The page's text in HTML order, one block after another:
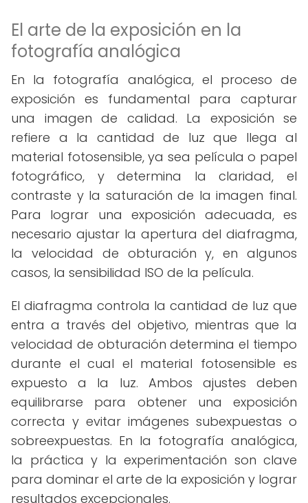
El arte de la exposición en la
fotografía analógica
En la fotografía analógica, el proceso de
exposición es fundamental para capturar
una imagen de calidad. La exposición se
refiere a la cantidad de luz que llega al
material fotosensible, ya sea película o papel
fotográfico, y determina la claridad, el
contraste y la saturación de la imagen final.
Para lograr una exposición adecuada, es
necesario ajustar la apertura del diafragma,
la velocidad de obturación y, en algunos
casos, la sensibilidad ISO de la película.
El diafragma controla la cantidad de luz que
entra a través del objetivo, mientras que la
velocidad de obturación determina el tiempo
durante el cual el material fotosensible es
expuesto a la luz. Ambos ajustes deben
equilibrarse para obtener una exposición
correcta y evitar imágenes subexpuestas o
sobreexpuestas. En la fotografía analógica,
la práctica y la experimentación son clave
para dominar el arte de la exposición y lograr
resultados excepcionales.